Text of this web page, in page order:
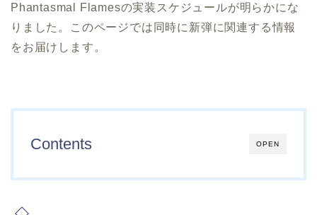
Phantasmal Flamesの実装スケジュールが明らかにな
りました。このページでは同時に新弾に関連する情報
をお届けします。
OPEN
Contents